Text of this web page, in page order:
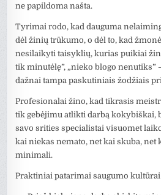
ne papildoma našta.
Tyrimai rodo, kad dauguma
dėl žinių trūkumo, o dėl to, kad
nesilaikyti taisyklių, kurias puikiai
tik minutėlę”, „nieko blogo nenutiks”
dažnai tampa paskutiniais žodžiais
Profesionalai žino, kad tikrasis
tik gebėjimu atlikti darbą kokybiškai,
savo srities specialistai visuomet
kai niekas nemato, net kai skuba, net
minimali.
Praktiniai patarimai saugumo